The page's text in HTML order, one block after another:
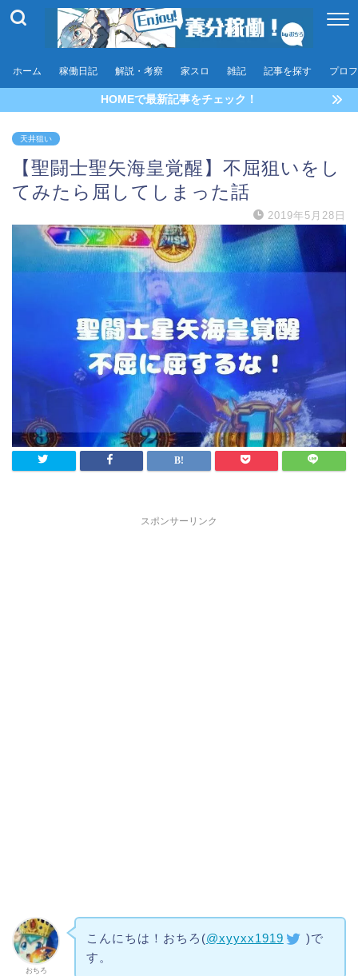
ホーム 稼働日記 解説・考察 家スロ 雑記 記事を探す プロ
HOMEで最新記事をチェック！
天井狙い
【聖闘士聖矢海皇覚醒】不屈狙いをし
てみたら屈してしまった話
2019年5月28日
スポンサーリンク
おちろ
こんにちは！おちろ(@xyyxx1919
)で
す。